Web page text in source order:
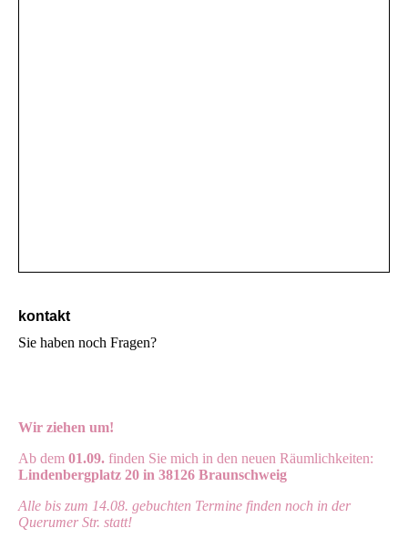
kontakt
Sie haben noch Fragen?
Wir ziehen um!
Ab dem 01.09. finden Sie mich in den neuen Räumlichkeiten:
Lindenbergplatz 20 in 38126 Braunschweig
Alle bis zum 14.08. gebuchten Termine finden noch in der
Querumer Str. statt!